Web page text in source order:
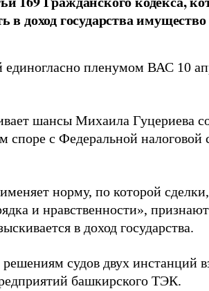
в доход государства
пленумом ВАС 10
шансы Михаила Гуцериева
споре с Федеральной налоговой
норму, по которой сделки,
и нравственности»,
в доход государства.
судов двух инстанций
башкирского ТЭК.